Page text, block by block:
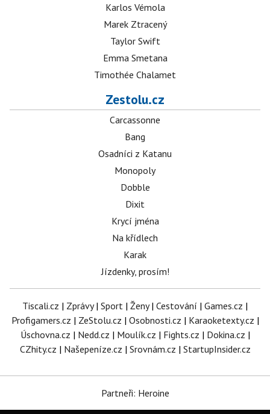
Karlos Vémola
Marek Ztracený
Taylor Swift
Emma Smetana
Timothée Chalamet
Zestolu.cz
Carcassonne
Bang
Osadníci z Katanu
Monopoly
Dobble
Dixit
Krycí jména
Na křídlech
Karak
Jízdenky, prosím!
Tiscali.cz | Zprávy| Sport | Ženy| Cestování | Games.cz |
Profigamers.cz | ZeStolu.cz | Osobnosti.cz | Karaoketexty.cz |
Úschovna.cz | Nedd.cz | Moulík.cz | Fights.cz | Dokina.cz |
CZhity.cz | Našepeníze.cz | Srovnám.cz | StartupInsider.cz
Partneři: Heroine